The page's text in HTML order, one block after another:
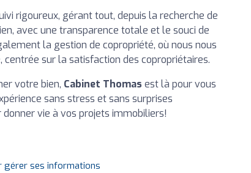
rigoureux, gérant tout, depuis la recherche de
avec une transparence totale et le souci de
la gestion de copropriété, où nous nous
sur la satisfaction des copropriétaires.
votre bien, Cabinet Thomas est là pour vous
sans stress et sans surprises
vie à vos projets immobiliers!
gérer ses informations